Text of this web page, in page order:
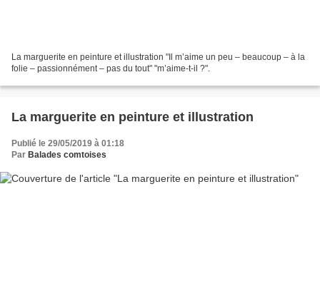
La marguerite en peinture et illustration "Il m’aime un peu – beaucoup – à la
folie – passionnément – pas du tout" "m’aime-t-il ?".
La marguerite en peinture et illustration
Publié le 29/05/2019 à 01:18
Par Balades comtoises